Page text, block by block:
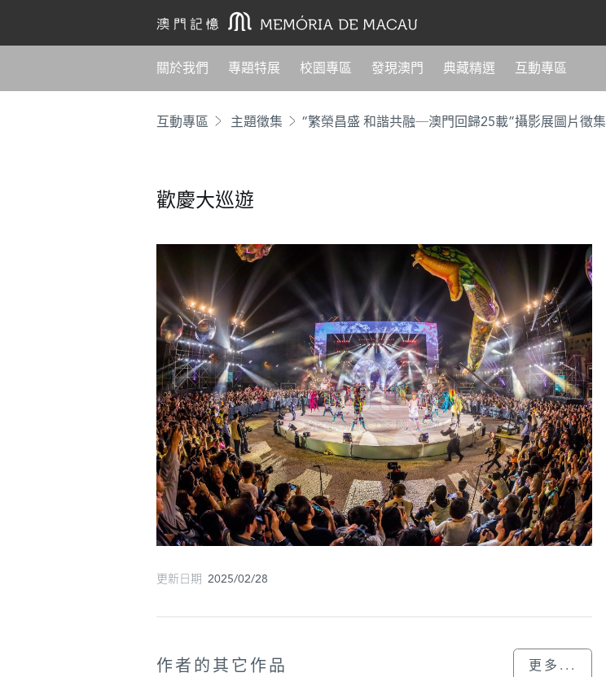
關於我們 專題特展 校園專區 發現澳門 典藏精選 互動專區
互動專區 主題徵集 “繁榮昌盛 和諧共融─澳門回歸25載”攝影展圖片徵集
歡慶大巡遊
更新日期 2025/02/28
作者的其它作品 更多...